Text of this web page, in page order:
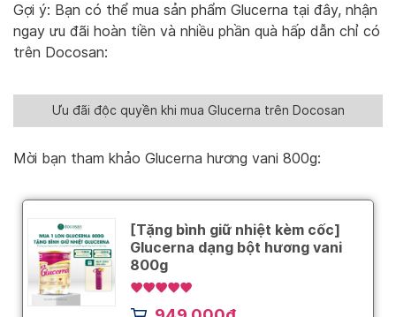
Gợi ý: Bạn có thể mua sản phẩm Glucerna tại đây, nhận
ngay ưu đãi hoàn tiền và nhiều phần quà hấp dẫn chỉ có
trên Docosan:
Ưu đãi độc quyền khi mua Glucerna trên Docosan
Mời bạn tham khảo Glucerna hương vani 800g: